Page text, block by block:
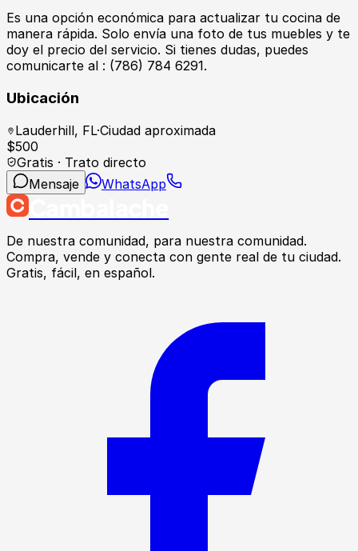
Es una opción económica para actualizar tu cocina de
manera rápida. Solo envía una foto de tus muebles y te
doy el precio del servicio. Si tienes dudas, puedes
comunicarte al : (786) 784 6291.
Ubicación
Lauderhill, FL·Ciudad aproximada
$500
Gratis · Trato directo
Mensaje
WhatsApp
De nuestra comunidad, para nuestra comunidad.
Compra, vende y conecta con gente real de tu ciudad.
Gratis, fácil, en español.